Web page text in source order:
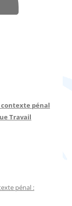
contexte pénal
Travail
pénal :